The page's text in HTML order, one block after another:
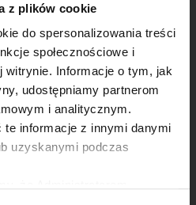
z plików cookie
do spersonalizowania treści
społecznościowe i
witrynie. Informacje o tym, jak
udostępniamy partnerom
i analitycznym.
te informacje z innymi danymi
uzyskanymi podczas
Mieszaj krótko, tylko do
×